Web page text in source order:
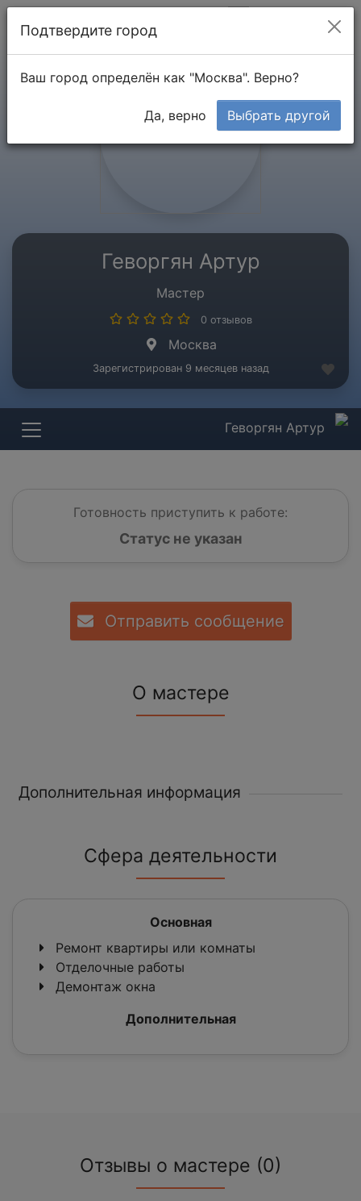
Геворгян Артур
Мастер
0 отзывов
Москва
Зарегистрирован 9 месяцев назад
Геворгян Артур
Готовность приступить к работе:
Статус не указан
Отправить сообщение
О мастере
Дополнительная информация
Сфера деятельности
Основная
Ремонт квартиры или комнаты
Отделочные работы
Демонтаж окна
Дополнительная
Отзывы о мастере (0)
Подтвердите город
Ваш город определён как "Москва". Верно?
Да, верно Выбрать другой